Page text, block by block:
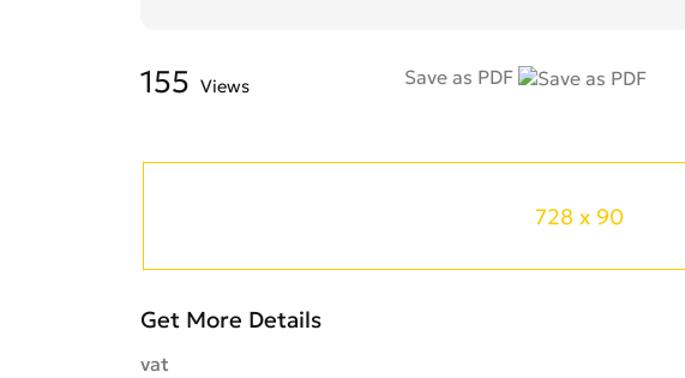
Save as PDF
155 Views
728 x 90
Get More Details
vat